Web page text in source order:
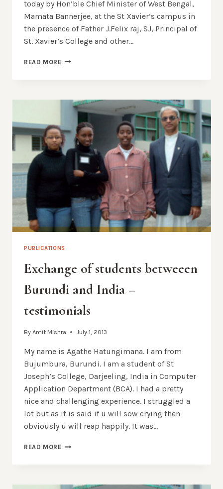
today by Hon’ble Chief Minister of West Bengal,
Mamata Bannerjee, at the St Xavier’s campus in
the presence of Father J.Felix raj, SJ, Principal of
St. Xavier’s College and other…
READ MORETHE
SET
FROM
FOR
THE
INTERNATIONAL
NATIVITY
MUSEUM
BETHLEHEM
PUBLICATIONS
Exchange of students betweeen
Burundi and India –
testimonials
By Amit Mishra July 1, 2013
My name is Agathe Hatungimana. I am from
Bujumbura, Burundi. I am a student of St
Joseph’s College, Darjeeling, India in Computer
Application Department (BCA). I had a pretty
nice and challenging experience. I struggled a
lot but as it is said if u will sow crying then
obviously u will reap happily. It was…
READ MOREEXCHANGE
BURUNDI